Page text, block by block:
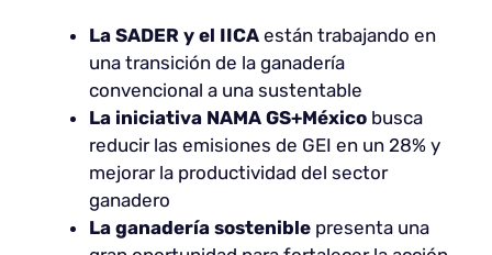
La SADER y el IICA están trabajando en
una transición de la ganadería
convencional a una sustentable
La iniciativa NAMA GS+México busca
reducir las emisiones de GEI en un 28% y
mejorar la productividad del sector
ganadero
La ganadería sostenible presenta una